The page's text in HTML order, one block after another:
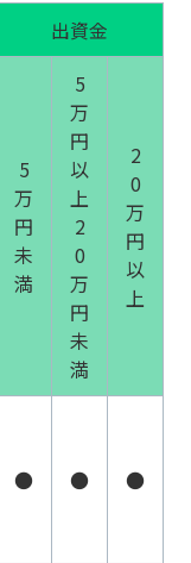
出資金
5
万
円
未
満
5
万
円
以
上
2
0
万
円
未
満
2
0
万
円
以
上
● ● ●